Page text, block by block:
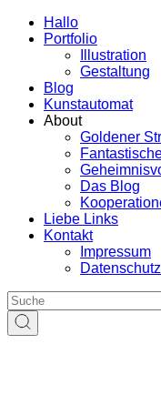
Hallo
Portfolio
Illustration
Gestaltung
Blog
Kunstautomat
About
Goldener
Das Blog
Liebe Links
Kontakt
Impressum